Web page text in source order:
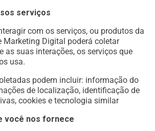
serviços
com os serviços, ou produtos da
Marketing Digital poderá coletar
as suas interações, os serviços que
usa.
podem incluir: informação do
de localização, identificação de
cookies e tecnologia similar
você nos fornece